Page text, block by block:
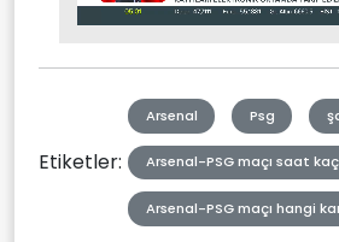
Mute Stream
Etiketler:
Arsenal Psg
Arsenal-PSG maçı saat
Arsenal-PSG maçı hangi